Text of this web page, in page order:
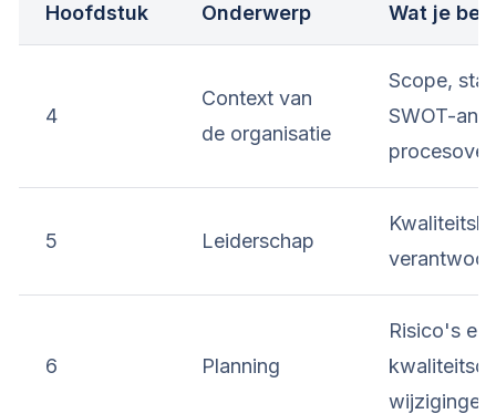
Hoofdstuk Onderwerp Wat je
4
Context van
de organisatie
Scope,
SWOT-
5 Leiderschap
6 Planning
Risico's en